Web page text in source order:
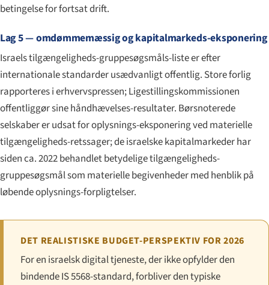
betingelse for fortsat drift.
Lag 5 — omdømmemæssig og kapitalmarkeds-eksponering
Israels tilgængeligheds-gruppesøgsmåls-liste er efter
internationale standarder usædvanligt offentlig. Store forlig
rapporteres i erhvervspressen; Ligestillingskommissionen
offentliggør sine håndhævelses-resultater. Børsnoterede
selskaber er udsat for oplysnings-eksponering ved materielle
tilgængeligheds-retssager; de israelske kapitalmarkeder har
siden ca. 2022 behandlet betydelige tilgængeligheds-
gruppesøgsmål som materielle begivenheder med henblik på
løbende oplysnings-forpligtelser.
DET REALISTISKE BUDGET-PERSPEKTIV FOR 2026
For en israelsk digital tjeneste, der ikke opfylder den
bindende IS 5568-standard, forbliver den typiske